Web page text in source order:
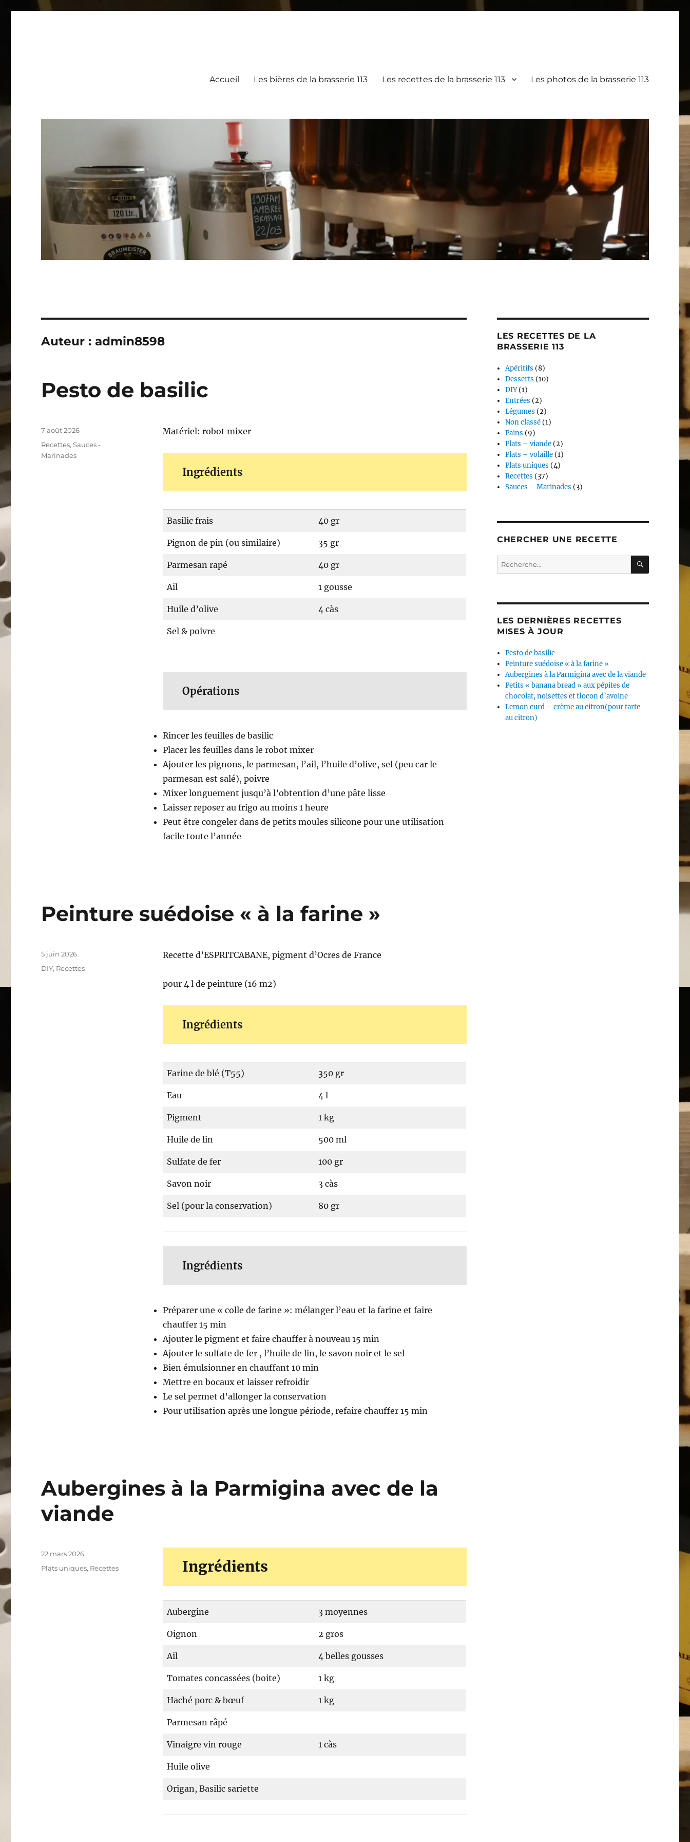
Accueil Les bières de la brasserie 113 Les recettes de la brasserie 113 Les photos de la brasserie 113
Auteur :admin8598
Pesto de basilic
Matériel: robot mixer
Ingrédients
Basilic frais 40 gr
Pignon de pin (ou similaire) 35 gr
Parmesan rapé 40 gr
Ail 1 gousse
Huile d’olive 4 càs
Sel & poivre
Opérations
Rincer les feuilles de basilic
Placer les feuilles dans le robot mixer
Ajouter les pignons, le parmesan, l’ail, l’huile d’olive, sel (peu car le
parmesan est salé), poivre
Mixer longuement jusqu’à l’obtention d’une pâte lisse
Laisser reposer au frigo au moins 1 heure
Peut être congeler dans de petits moules silicone pour une utilisation
facile toute l’année
Publié
le
7 août 2026
Catégories
Recettes,Sauces -
Marinades
Peinture suédoise « à la farine »
Recette d’ESPRITCABANE, pigment d’Ocres de France
pour 4 l de peinture (16 m2)
Ingrédients
Farine de blé (T55) 350 gr
Eau 4 l
Pigment 1 kg
Huile de lin 500 ml
Sulfate de fer 100 gr
Savon noir 3 càs
Sel (pour la conservation) 80 gr
Ingrédients
Préparer une « colle de farine »: mélanger l’eau et la farine et faire
chauffer 15 min
Ajouter le pigment et faire chauffer à nouveau 15 min
Ajouter le sulfate de fer , l’huile de lin, le savon noir et le sel
Bien émulsionner en chauffant 10 min
Mettre en bocaux et laisser refroidir
Le sel permet d’allonger la conservation
Pour utilisation après une longue période, refaire chauffer 15 min
Publié
le
5 juin 2026
Catégories
DIY, Recettes
Aubergines à la Parmigina avec de la
viande
Ingrédients
Aubergine 3 moyennes
Oignon 2 gros
Ail 4 belles gousses
Tomates concassées (boite) 1 kg
Haché porc & bœuf 1 kg
Parmesan râpé
Vinaigre vin rouge 1 càs
Huile olive
Origan, Basilic sariette
Publié
le
22 mars 2026
Catégories
Plats uniques, Recettes
LES RECETTES DE LA
BRASSERIE 113
Apéritifs (8)
Desserts (10)
DIY(1)
Entrées (2)
Légumes (2)
Non classé (1)
Pains (9)
Plats – viande (2)
Plats – volaille (1)
Plats uniques (4)
Recettes (37)
Sauces – Marinades (3)
CHERCHER UNE RECETTE
Recherche
pour :
LES DERNIÈRES RECETTES
MISES À JOUR
Pesto de basilic
Peinture suédoise « à la farine »
Aubergines à la Parmigina avec de la viande
Petits « banana bread » aux pépites de
chocolat, noisettes et flocon d’avoine
Lemon curd – crème au citron(pour tarte
au citron)